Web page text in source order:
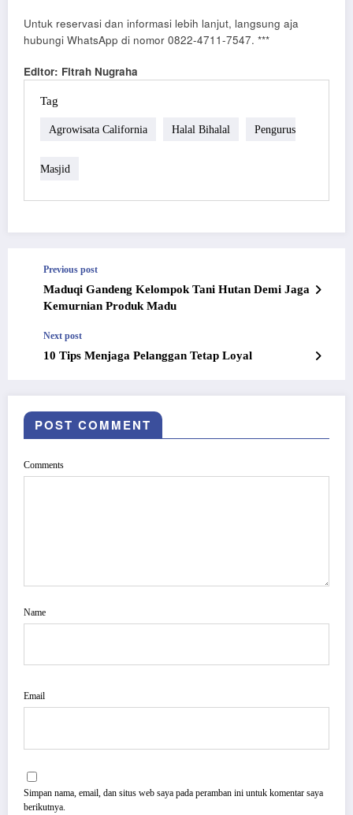
Untuk reservasi dan informasi lebih lanjut, langsung aja
hubungi WhatsApp di nomor 0822-4711-7547. ***
Editor: Fitrah Nugraha
Tag
Agrowisata California Halal Bihalal Pengurus
Masjid
Previous post
Maduqi Gandeng Kelompok Tani Hutan Demi Jaga
Kemurnian Produk Madu
Next post
10 Tips Menjaga Pelanggan Tetap Loyal
POST COMMENT
Comments
Name
Email
Simpan nama, email, dan situs web saya pada peramban ini untuk komentar saya
berikutnya.